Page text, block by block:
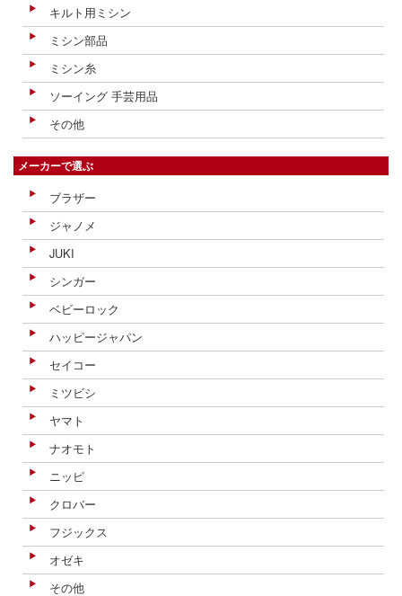
キルト用ミシン
ミシン部品
ミシン糸
ソーイング 手芸用品
その他
メーカーで選ぶ
ブラザー
ジャノメ
JUKI
シンガー
ベビーロック
ハッピージャパン
セイコー
ミツビシ
ヤマト
ナオモト
ニッピ
クロバー
フジックス
オゼキ
その他